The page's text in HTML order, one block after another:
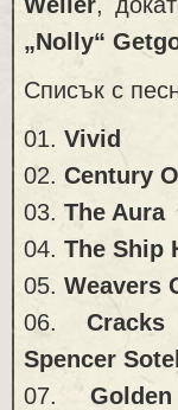
„Nolly“
Списък с
01. Vivid
02. Century
03. The Aura
04. The Ship
05. Weavers
06.
Spencer
07.